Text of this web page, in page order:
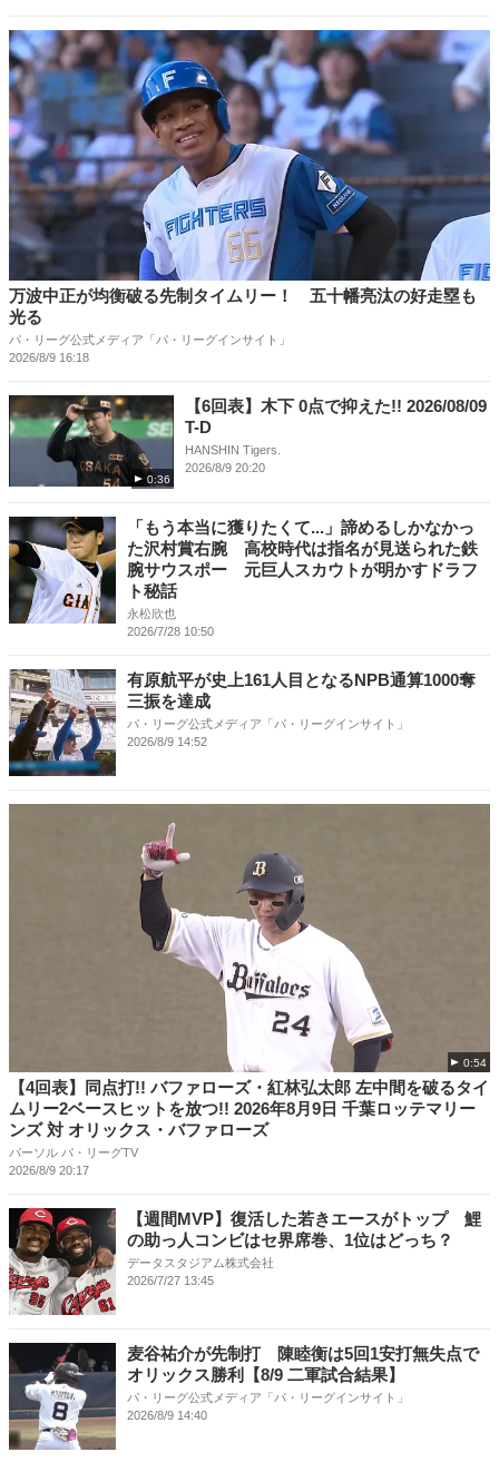
万波中正が均衡破る先制タイムリー！ 五十幡亮汰の好走塁も
光る
パ・リーグ公式メディア「パ・リーグインサイト」
2026/8/9 16:18
0:36
【6回表】木下 0点で抑えた!! 2026/08/09
T-D
HANSHIN Tigers.
2026/8/9 20:20
「もう本当に獲りたくて...」諦めるしかなかっ
た沢村賞右腕 高校時代は指名が見送られた鉄
腕サウスポー 元巨人スカウトが明かすドラフ
ト秘話
永松欣也
2026/7/28 10:50
有原航平が史上161人目となるNPB通算1000奪
三振を達成
パ・リーグ公式メディア「パ・リーグインサイト」
2026/8/9 14:52
0:54
【4回表】同点打!! バファローズ・紅林弘太郎 左中間を破るタイ
ムリー2ベースヒットを放つ!! 2026年8月9日 千葉ロッテマリー
ンズ 対 オリックス・バファローズ
パーソル パ・リーグTV
2026/8/9 20:17
【週間MVP】復活した若きエースがトップ 鯉
の助っ人コンビはセ界席巻、1位はどっち？
データスタジアム株式会社
2026/7/27 13:45
麦谷祐介が先制打 陳睦衡は5回1安打無失点で
オリックス勝利【8/9 二軍試合結果】
パ・リーグ公式メディア「パ・リーグインサイト」
2026/8/9 14:40